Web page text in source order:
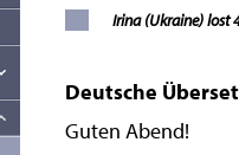
Irina (Ukraine) lost
Deutsche
Guten Abend!